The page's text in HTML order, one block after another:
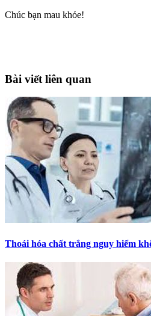
Chúc bạn mau khỏe!
Bài viết liên quan
Thoái hóa chất trắng nguy hiểm